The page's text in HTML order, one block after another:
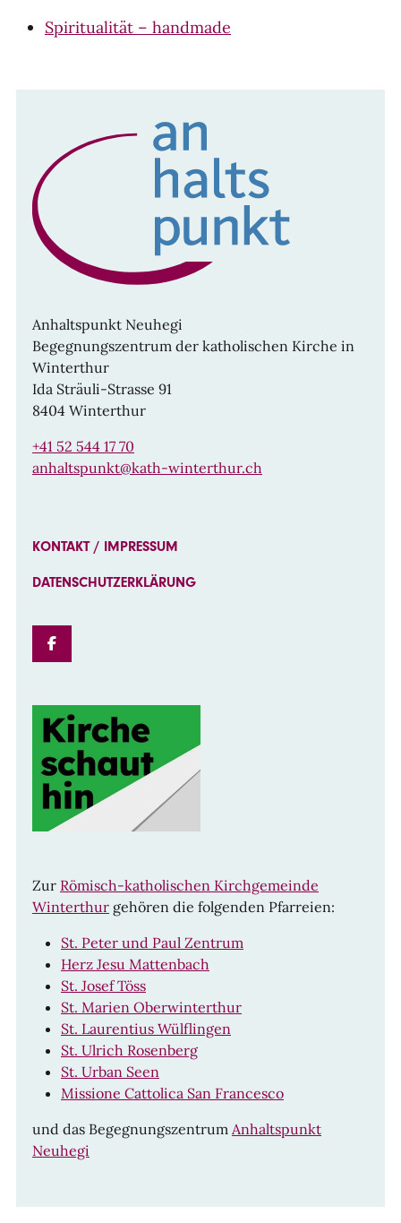
Spiritualität – handmade
Anhaltspunkt Neuhegi
Begegnungszentrum der katholischen Kirche in
Winterthur
Ida Sträuli-Strasse 91
8404 Winterthur
+41 52 544 17 70
anhaltspunkt@kath-winterthur.ch
KONTAKT / IMPRESSUM
DATENSCHUTZERKLÄRUNG
FACEBOOK
Zur Römisch-katholischen Kirchgemeinde
Winterthur gehören die folgenden Pfarreien:
St. Peter und Paul Zentrum
Herz Jesu Mattenbach
St. Josef Töss
St. Marien Oberwinterthur
St. Laurentius Wülflingen
St. Ulrich Rosenberg
St. Urban Seen
Missione Cattolica San Francesco
und das Begegnungszentrum Anhaltspunkt
Neuhegi